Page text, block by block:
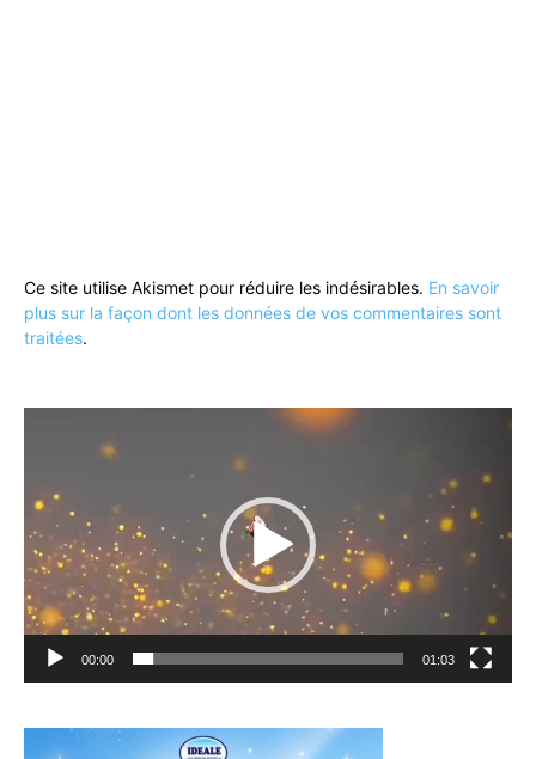
Ce site utilise Akismet pour réduire les indésirables. En savoir
plus sur la façon dont les données de vos commentaires sont
traitées.
00:00 01:03